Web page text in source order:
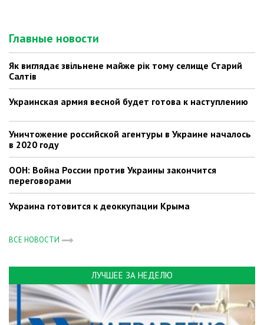
Главные новости
Як виглядає звільнене майже рік тому селище Старий
Салтів
Украинская армия весной будет готова к наступлению
Уничтожение российской агентуры в Украине началось
в 2020 году
ООН: Война России против Украины закончится
переговорами
Украина готовится к деоккупации Крыма
ВСЕ НОВОСТИ
ЛУЧШЕЕ ЗА НЕДЕЛЮ